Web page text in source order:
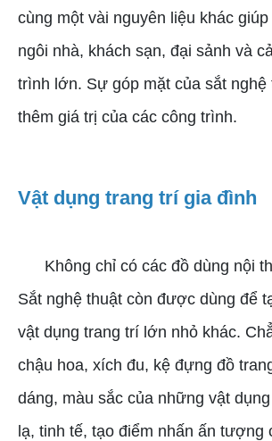
cùng một vài nguyên liệu khác
ngôi nhà, khách sạn, đại sảnh và
trình lớn. Sự góp mặt của sắt nghệ
thêm giá trị của các công trình.
Vật dụng trang trí gia đình
Không chỉ có các đồ dùng nội
Sắt nghệ thuật còn được dùng để
vật dụng trang trí lớn nhỏ khác.
chậu hoa, xích đu, kệ đựng đồ
dáng, màu sắc của những vật
lạ, tinh tế, tạo điểm nhấn ấn tượng